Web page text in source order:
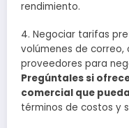
rendimiento.
4. Negociar tarifas
volúmenes de
proveedores para
Pregúntales si
comercial que
términos de costos y